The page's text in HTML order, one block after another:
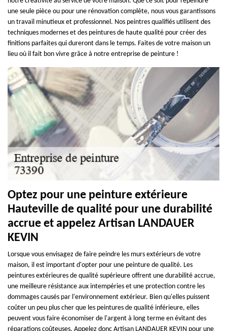
une seule pièce ou pour une rénovation complète, nous vous garantissons
un travail minutieux et professionnel. Nos peintres qualifiés utilisent des
techniques modernes et des peintures de haute qualité pour créer des
finitions parfaites qui dureront dans le temps. Faites de votre maison un
lieu où il fait bon vivre grâce à notre entreprise de peinture !
Optez pour une peinture extérieure
Hauteville de qualité pour une durabilité
accrue et appelez Artisan LANDAUER
KEVIN
Lorsque vous envisagez de faire peindre les murs extérieurs de votre
maison, il est important d'opter pour une peinture de qualité. Les
peintures extérieures de qualité supérieure offrent une durabilité accrue,
une meilleure résistance aux intempéries et une protection contre les
dommages causés par l'environnement extérieur. Bien qu'elles puissent
coûter un peu plus cher que les peintures de qualité inférieure, elles
peuvent vous faire économiser de l'argent à long terme en évitant des
réparations coûteuses. Appelez donc Artisan LANDAUER KEVIN pour une